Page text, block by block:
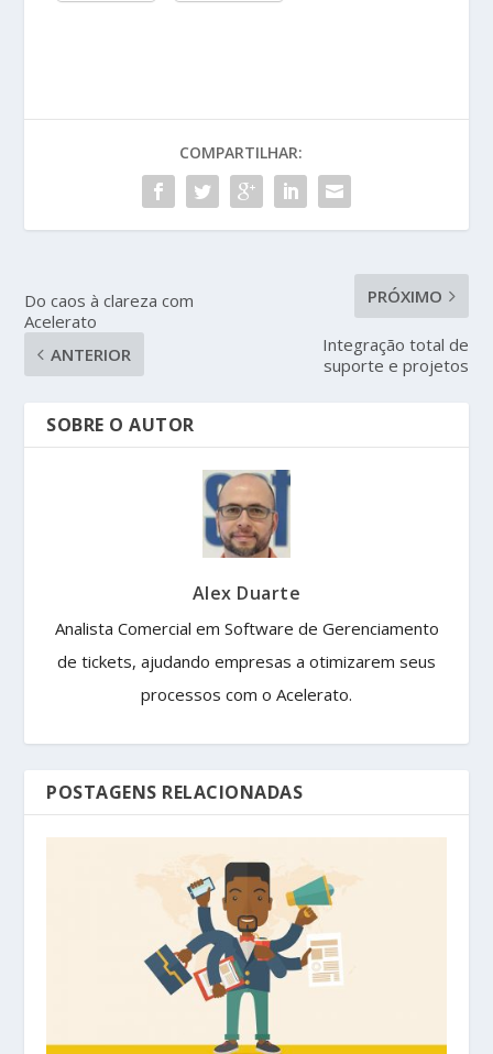
COMPARTILHAR:
Do caos à clareza com
Acelerato
ANTERIOR
PRÓXIMO
Integração total de
suporte e projetos
SOBRE O AUTOR
Alex Duarte
Analista Comercial em Software de Gerenciamento
de tickets, ajudando empresas a otimizarem seus
processos com o Acelerato.
POSTAGENS RELACIONADAS